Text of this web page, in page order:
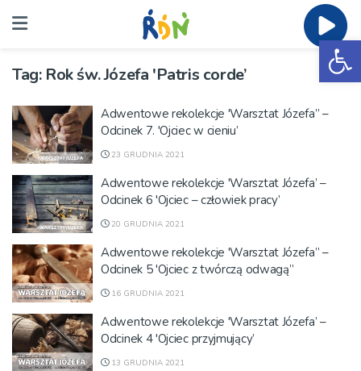
Tag: Rok św. Józefa 'Patris corde’
Adwentowe rekolekcje 'Warsztat Józefa” –
Odcinek 7. 'Ojciec w cieniu’
23 GRUDNIA 2021
Adwentowe rekolekcje 'Warsztat Józefa’ –
Odcinek 6 'Ojciec – człowiek pracy’
20 GRUDNIA 2021
Adwentowe rekolekcje 'Warsztat Józefa” –
Odcinek 5 'Ojciec z twórczą odwagą”
16 GRUDNIA 2021
Adwentowe rekolekcje 'Warsztat Józefa’ –
Odcinek 4 'Ojciec przyjmujący’
13 GRUDNIA 2021